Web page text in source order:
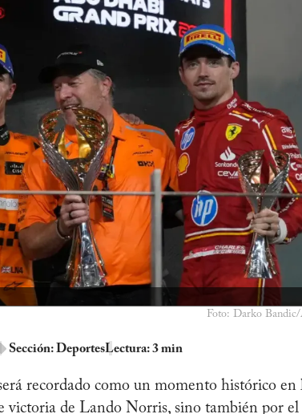
Foto: Darko
Sección:DeportesLectura: 3 min
recordado como un momento histórico en
victoria de Lando Norris, sino también por el